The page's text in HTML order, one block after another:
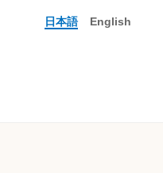
日本語 English